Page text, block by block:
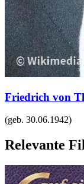
Friedrich von
(geb. 30.06.1942)
Relevante